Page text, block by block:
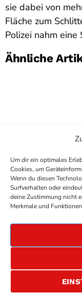
Um dir ein optimales
Cookies, um
Wenn du diesen
Surfverhalten oder
deine Zustimmung nicht
Merkmale und
sie dabei von
Fläche zum
Polizei nahm eine
Ähnliche
COPYRIGHT